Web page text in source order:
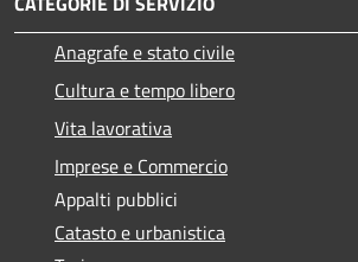
Anagrafe e stato civile
Cultura e tempo libero
Vita lavorativa
Imprese e Commercio
Appalti pubblici
Catasto e urbanistica